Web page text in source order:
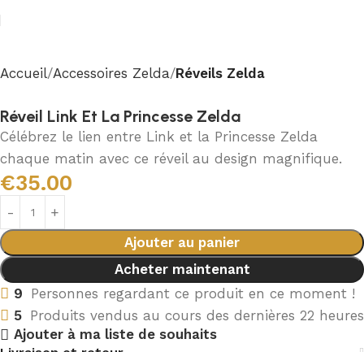
Accueil Accessoires Zelda Réveils Zelda
Réveil Link Et La Princesse Zelda
Célébrez le lien entre Link et la Princesse Zelda
chaque matin avec ce réveil au design magnifique.
€35.00
Ajouter au panier
Acheter maintenant
9 Personnes regardant ce produit en ce moment !
5 Produits vendus au cours des dernières 22 heures
Ajouter à ma liste de souhaits